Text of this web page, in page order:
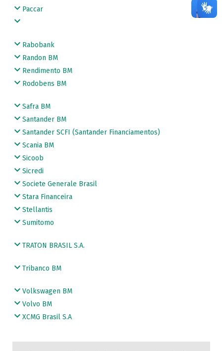
Paccar
Rabobank
Randon BM
Rendimento BM
Rodobens BM
Safra BM
Santander BM
Santander SCFI (Santander Financiamentos)
Scania BM
Sicoob
Sicredi
Societe Generale Brasil
Stara Financeira
Stellantis
Sumitomo
TRATON BRASIL S.A.
Tribanco BM
Volkswagen BM
Volvo BM
XCMG Brasil S.A